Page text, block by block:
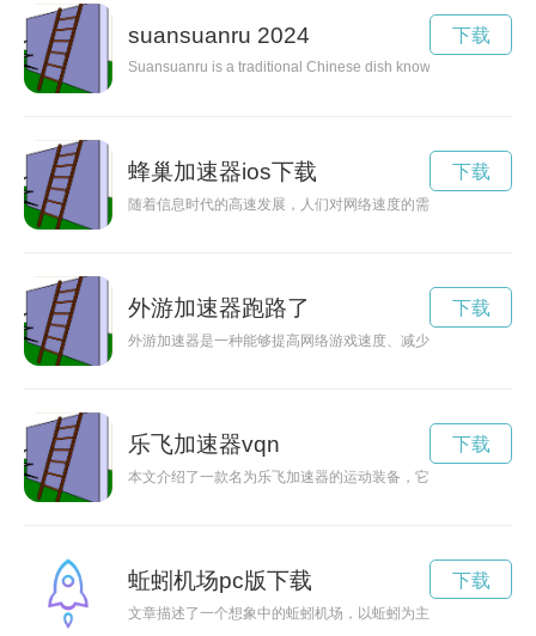
suansuanru 2024
Suansuanru is a traditional Chinese dish known for its unique
下载
蜂巢加速器ios下载
随着信息时代的高速发展，人们对网络速度的需求日益增长。
下载
外游加速器跑路了
外游加速器是一种能够提高网络游戏速度、减少卡顿的工具，
下载
乐飞加速器vqn
本文介绍了一款名为乐飞加速器的运动装备，它能够通过技术
下载
蚯蚓机场pc版下载
文章描述了一个想象中的蚯蚓机场，以蚯蚓为主角，展示了蚯
下载